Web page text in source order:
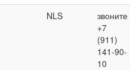
NLS
звоните
+7
(911)
141-90-
10